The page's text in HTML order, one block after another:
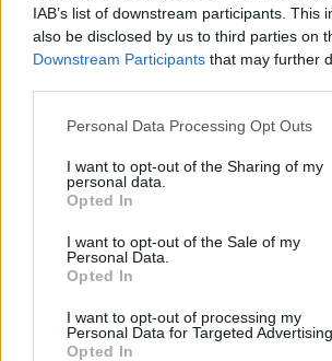
IAB’s list of downstream participants. This
also be disclosed by us to third parties on
Downstream Participants that may further
Personal Data Processing Opt Outs
I want to opt-out of the Sharing of my
personal data.
Opted In
I want to opt-out of the Sale of my
Personal Data.
Opted In
I want to opt-out of processing my
Personal Data for Targeted Advertising.
Opted In
A vitorlavirág ideális szobanövény, hiszen